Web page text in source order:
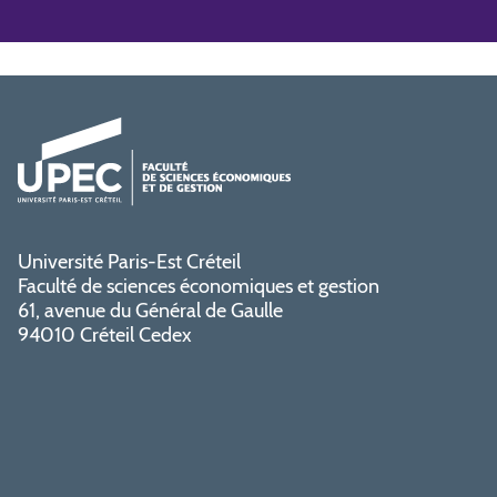
Université Paris-Est Créteil
Faculté de sciences économiques et gestion
61, avenue du Général de Gaulle
94010 Créteil Cedex